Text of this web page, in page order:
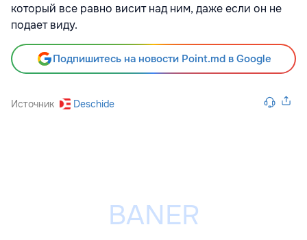
который все равно висит над ним, даже если он не
подает виду.
Подпишитесь на новости Point.md в Google
Источник Deschide